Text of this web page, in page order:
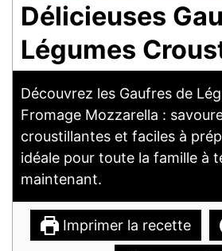
Délicieuses
Légumes
Découvrez les Gaufres de
Fromage Mozzarella :
croustillantes et faciles à
idéale pour toute la famille à
maintenant.
Imprimer la recette